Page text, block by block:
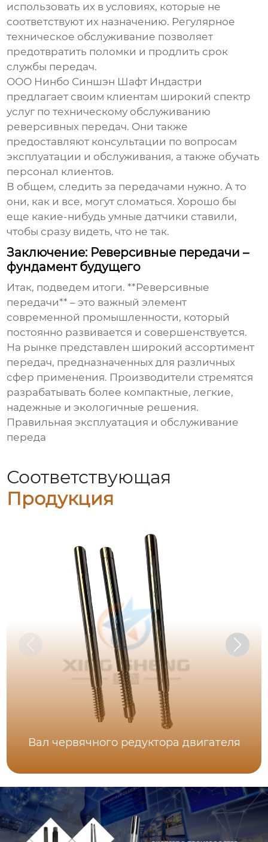
использовать их в условиях, которые не
соответствуют их назначению. Регулярное
техническое обслуживание позволяет
предотвратить поломки и продлить срок
службы передач.
ООО Нинбо Синшэн Шафт Индастри
предлагает своим клиентам широкий спектр
услуг по техническому обслуживанию
реверсивных передач. Они также
предоставляют консультации по вопросам
эксплуатации и обслуживания, а также обучать
персонал клиентов.
В общем, следить за передачами нужно. А то
они, как и все, могут сломаться. Хорошо бы
еще какие-нибудь умные датчики ставили,
чтобы сразу видеть, что не так.
Заключение: Реверсивные передачи –
фундамент будущего
Итак, подведем итоги. **Реверсивные
передачи** – это важный элемент
современной промышленности, который
постоянно развивается и совершенствуется.
На рынке представлен широкий ассортимент
передач, предназначенных для различных
сфер применения. Производители стремятся
разрабатывать более компактные, легкие,
надежные и экологичные решения.
Правильная эксплуатация и обслуживание
переда
Соответствующая
Продукция
Вал червячного редуктора двигателя